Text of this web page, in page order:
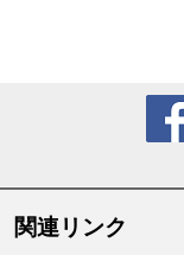
関連リンク